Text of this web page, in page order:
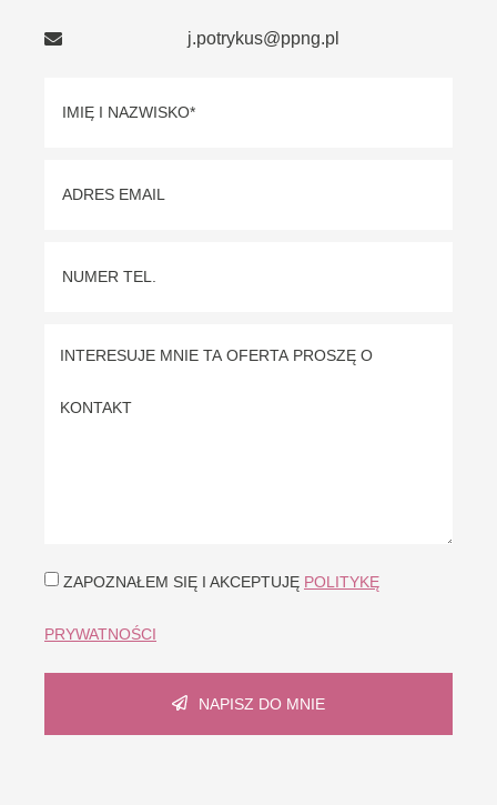
j.potrykus@ppng.pl
ZAPOZNAŁEM SIĘ I AKCEPTUJĘ POLITYKĘ
PRYWATNOŚCI
NAPISZ DO MNIE